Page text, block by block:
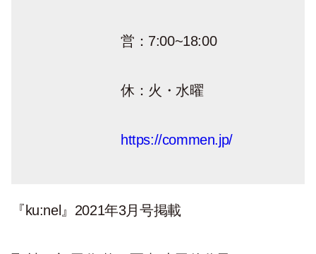
営：7:00~18:00
休：火・水曜
https://commen.jp/
『ku:nel』2021年3月号掲載